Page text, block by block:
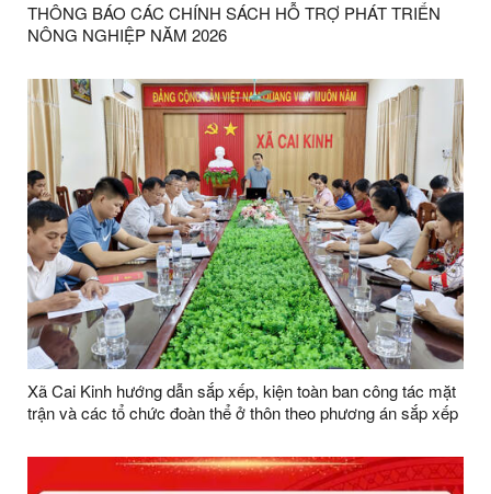
THÔNG BÁO CÁC CHÍNH SÁCH HỖ TRỢ PHÁT TRIỂN
NÔNG NGHIỆP NĂM 2026
Xã Cai Kinh hướng dẫn sắp xếp, kiện toàn ban công tác mặt
trận và các tổ chức đoàn thể ở thôn theo phương án sắp xếp